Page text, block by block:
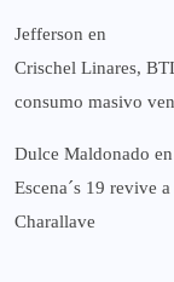
Jefferson en
Crischel Linares,
consumo masivo
Dulce Maldonado en
Escena´s 19 revive
Charallave